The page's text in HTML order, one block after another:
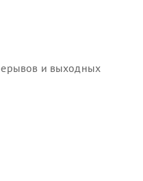
и выходных